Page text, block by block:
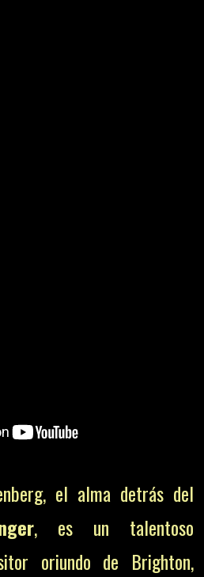
el alma detrás del
, es un talentoso
oriundo de Brighton,